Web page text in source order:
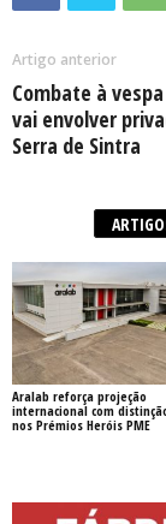
Artigo anterior
Combate à
vai envolver
Serra de Sintra
Aralab reforça projeção
internacional com
nos Prémios Heróis PME